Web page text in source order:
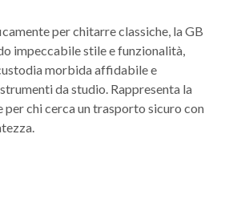
per chitarre classiche, la GB
impeccabile stile e funzionalità,
morbida affidabile e
da studio. Rappresenta la
chi cerca un trasporto sicuro con